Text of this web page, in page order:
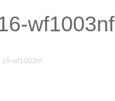
wf1003nf